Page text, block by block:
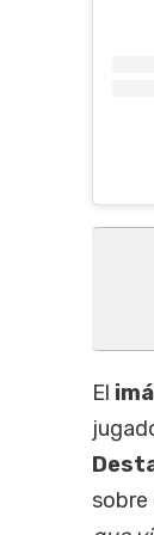
El
sobre